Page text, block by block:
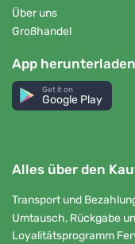
Über uns
Großhandel
App herunterladen
Get it on
Google Play
Alles über den
Transport und
Umtausch, Rückgabe
Loyalitätsprogramm